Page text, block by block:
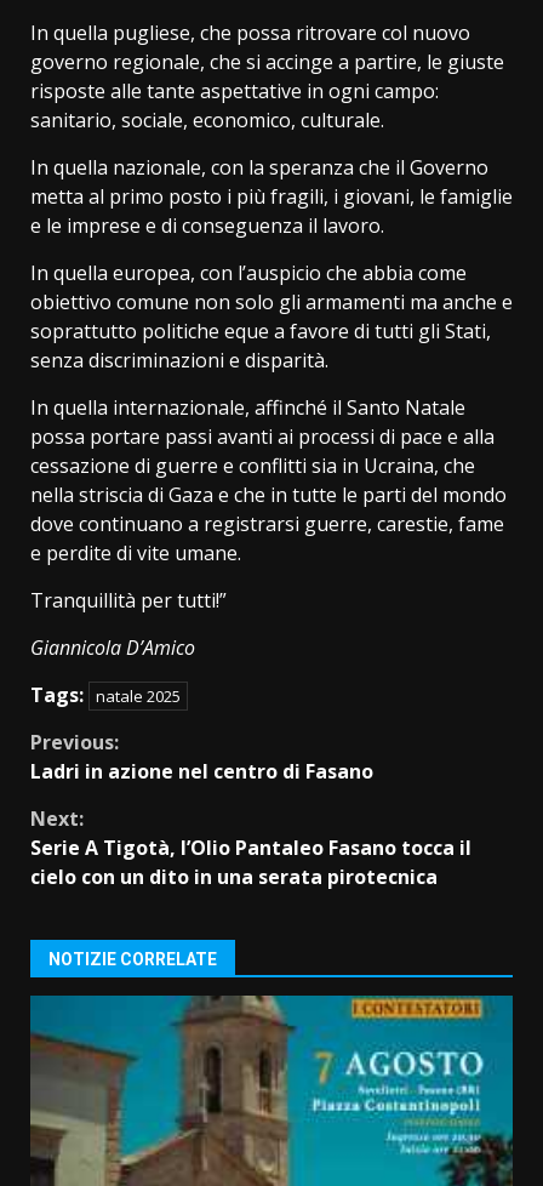
In quella pugliese, che possa ritrovare col nuovo
governo regionale, che si accinge a partire, le giuste
risposte alle tante aspettative in ogni campo:
sanitario, sociale, economico, culturale.
In quella nazionale, con la speranza che il Governo
metta al primo posto i più fragili, i giovani, le famiglie
e le imprese e di conseguenza il lavoro.
In quella europea, con l’auspicio che abbia come
obiettivo comune non solo gli armamenti ma anche e
soprattutto politiche eque a favore di tutti gli Stati,
senza discriminazioni e disparità.
In quella internazionale, affinché il Santo Natale
possa portare passi avanti ai processi di pace e alla
cessazione di guerre e conflitti sia in Ucraina, che
nella striscia di Gaza e che in tutte le parti del mondo
dove continuano a registrarsi guerre, carestie, fame
e perdite di vite umane.
Tranquillità per tutti!”
Giannicola D’Amico
Tags: natale 2025
Continue
Previous:
Ladri in azione nel centro di Fasano
Next:
Serie A Tigotà, l’Olio Pantaleo Fasano tocca il
cielo con un dito in una serata pirotecnica
NOTIZIE CORRELATE